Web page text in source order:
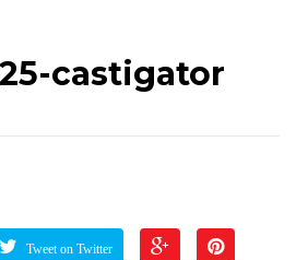
castigator
Tweet on Twitter